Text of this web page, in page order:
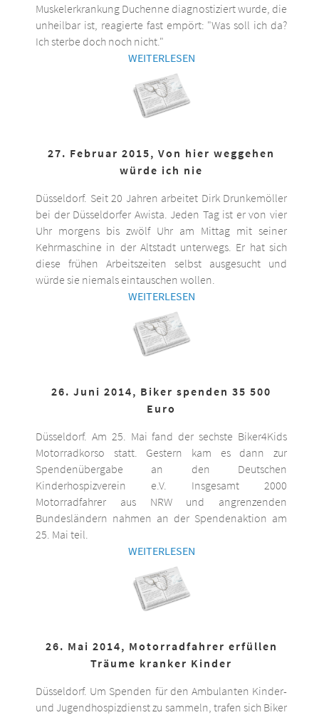
Muskelerkrankung Duchenne diagnostiziert wurde, die
unheilbar ist, reagierte fast empört: "Was soll ich da?
Ich sterbe doch noch nicht."
WEITERLESEN
27. Februar 2015, Von hier weggehen
würde ich nie
Düsseldorf. Seit 20 Jahren arbeitet Dirk Drunkemöller
bei der Düsseldorfer Awista. Jeden Tag ist er von vier
Uhr morgens bis zwölf Uhr am Mittag mit seiner
Kehrmaschine in der Altstadt unterwegs. Er hat sich
diese frühen Arbeitszeiten selbst ausgesucht und
würde sie niemals eintauschen wollen.
WEITERLESEN
26. Juni 2014, Biker spenden 35 500
Euro
Düsseldorf. Am 25. Mai fand der sechste Biker4Kids
Motorradkorso statt. Gestern kam es dann zur
Spendenübergabe an den Deutschen
Kinderhospizverein e.V. Insgesamt 2000
Motorradfahrer aus NRW und angrenzenden
Bundesländern nahmen an der Spendenaktion am
25. Mai teil.
WEITERLESEN
26. Mai 2014, Motorradfahrer erfüllen
Träume kranker Kinder
Düsseldorf. Um Spenden für den Ambulanten Kinder-
und Jugendhospizdienst zu sammeln, trafen sich Biker